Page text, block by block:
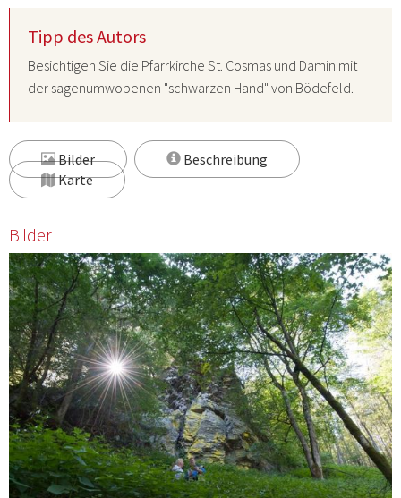
Tipp des Autors
Besichtigen Sie die Pfarrkirche St. Cosmas und Damin mit
der sagenumwobenen "schwarzen Hand" von Bödefeld.
Bilder
Beschreibung
Karte
Bilder